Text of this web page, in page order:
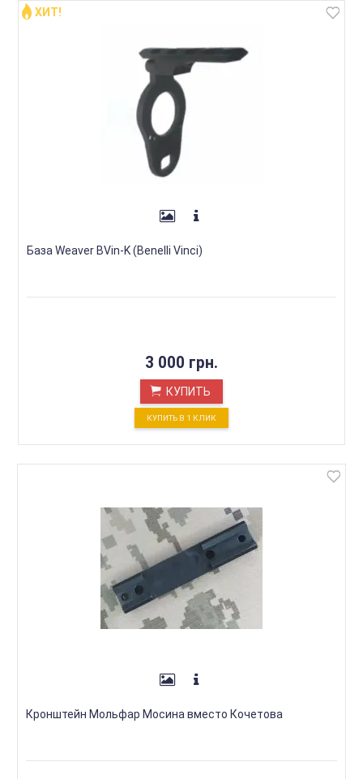
ХИТ!
База Weaver BVin-K (Benelli Vinci)
3 000 грн.
КУПИТЬ
КУПИТЬ В 1 КЛИК
Кронштейн Мольфар Мосина вместо Кочетова